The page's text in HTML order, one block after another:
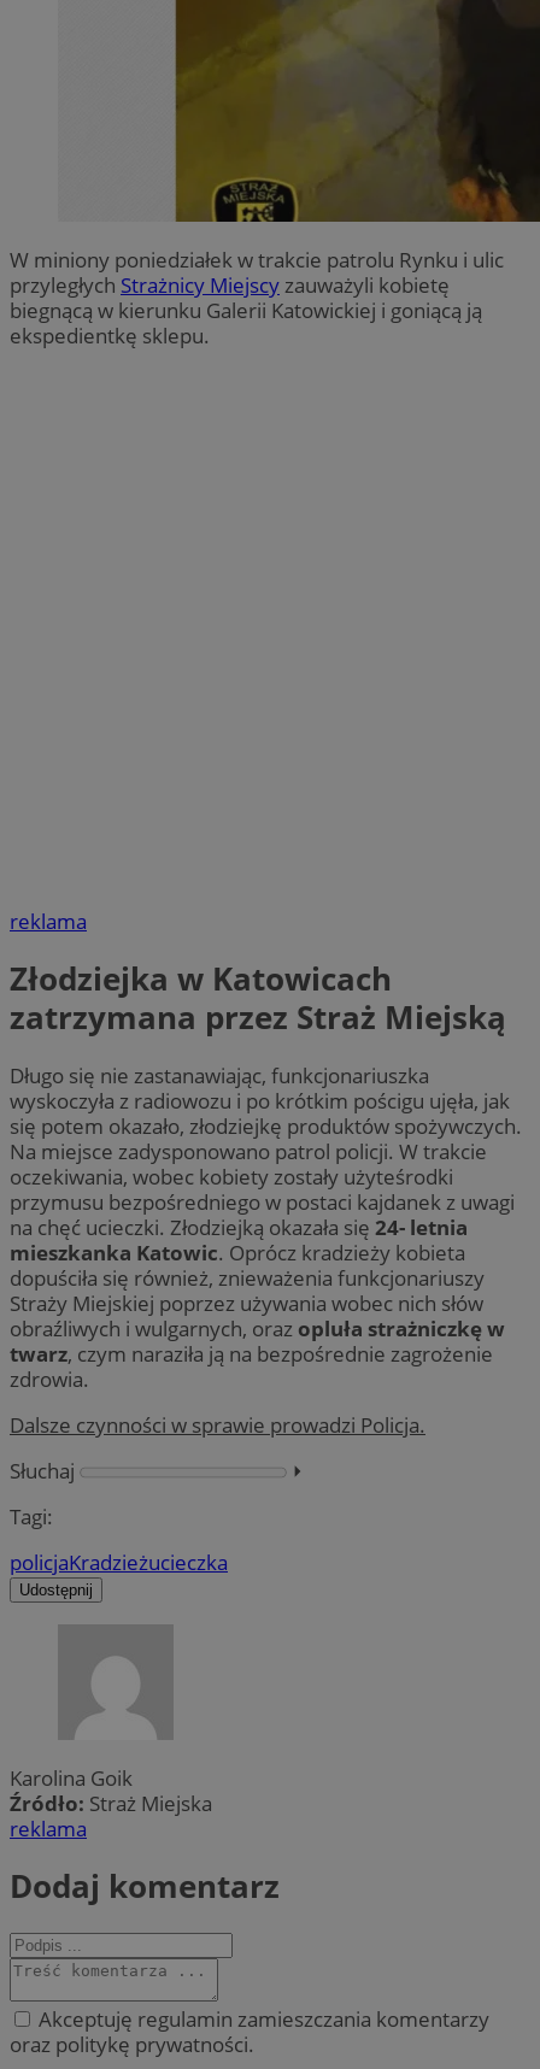
W miniony poniedziałek w trakcie patrolu Rynku i ulic
przyległych Strażnicy Miejscyzauważyli kobietę
biegnącą w kierunku Galerii Katowickiej i goniącą ją
ekspedientkę sklepu.
reklama
Złodziejka w Katowicach
zatrzymana przez Straż Miejską
Długo się nie zastanawiając, funkcjonariuszka
wyskoczyła z radiowozu i po krótkim pościgu ujęła, jak
się potem okazało, złodziejkę produktów spożywczych.
Na miejsce zadysponowano patrol policji. W trakcie
oczekiwania, wobec kobiety zostały użyteśrodki
przymusu bezpośredniego w postaci kajdanek z uwagi
na chęć ucieczki. Złodziejką okazała się 24- letnia
mieszkanka Katowic. Oprócz kradzieży kobieta
dopuściła się również, znieważenia funkcjonariuszy
Straży Miejskiej poprzez używania wobec nich słów
obraźliwych i wulgarnych, oraz opluła strażniczkę w
twarz, czym naraziła ją na bezpośrednie zagrożenie
zdrowia.
Dalsze czynności w sprawie prowadzi Policja.
Słuchaj
⏵︎
Tagi:
policjaKradzieżucieczka
Udostępnij
Karolina Goik
Źródło: Straż Miejska
reklama
Dodaj komentarz
Akceptuję regulamin zamieszczania komentarzy
oraz politykę prywatności.